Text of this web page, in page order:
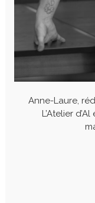
Anne-Laure,
L’Atelier